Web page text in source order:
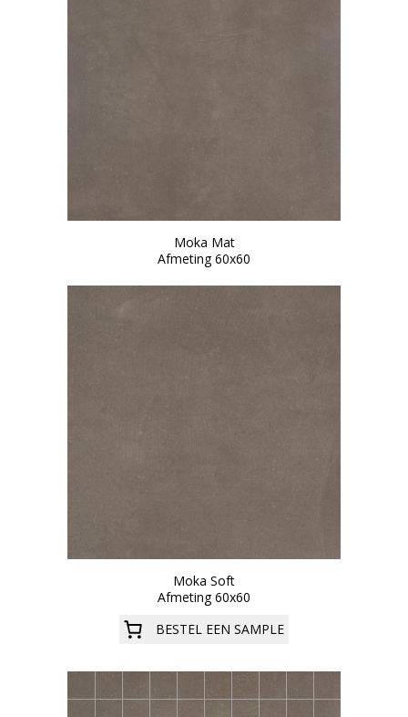
Moka Mat
Afmeting 60x60
Moka Soft
Afmeting 60x60
BESTEL EEN SAMPLE